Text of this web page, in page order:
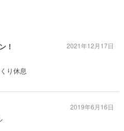
！
り休息
2021年12月17日
2019年6月16日